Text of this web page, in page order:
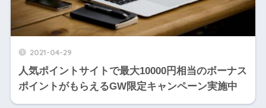
2021-04-29
人気ポイントサイトで最大10000円相当のボーナス
ポイントがもらえるGW限定キャンペーン実施中